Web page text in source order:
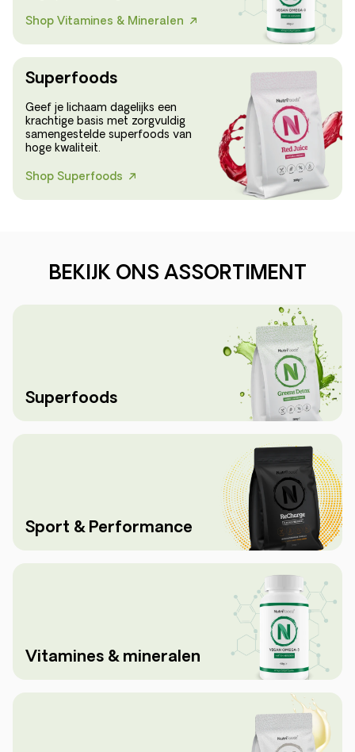
Shop Vitamines & Mineralen
Superfoods
Geef je lichaam dagelijks een
krachtige basis met zorgvuldig
samengestelde superfoods van
hoge kwaliteit.
Shop Superfoods
BEKIJK ONS ASSORTIMENT
Superfoods
Sport & Performance
Vitamines & mineralen